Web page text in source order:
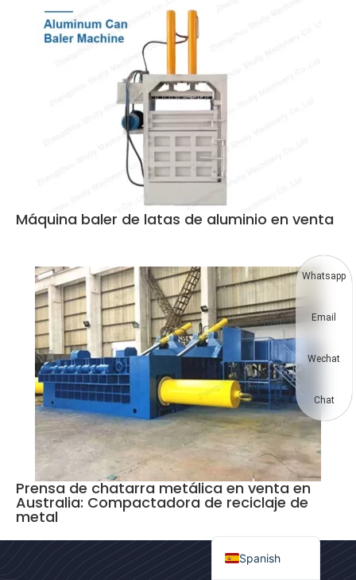
Máquina baler de latas de aluminio en venta
Prensa de chatarra metálica en venta en
Australia: Compactadora de reciclaje de
metal
Spanish
French
Arabic
Russian
Portuguese
Chinese
Bulgarian
Turkish
Thai
Swahili
German
Japanese
Whatsapp
Email
Wechat
Chat